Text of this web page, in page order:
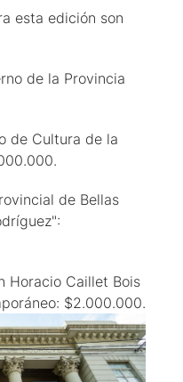
esta edición son
de la Provincia
de Cultura de la
de Bellas
Horacio Caillet Bois
$2.000.000.